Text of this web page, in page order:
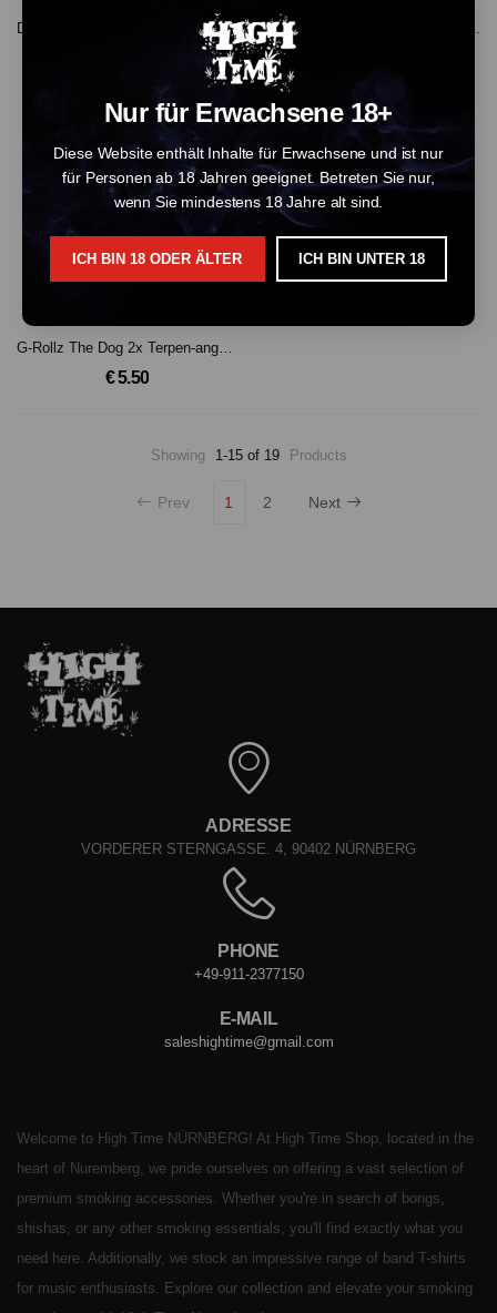
Nur für Erwachsene 18+
Diese Website enthält Inhalte für Erwachsene und ist nur
für Personen ab 18 Jahren geeignet. Betreten Sie nur,
wenn Sie mindestens 18 Jahre alt sind.
ICH BIN 18 ODER ÄLTER ICH BIN UNTER 18
Duth Cones 3x Green Hemp Kingsize vorgefertigte Kegel
AUSVERKAUFT
€ 5.50
Showing 1-15 of 19 Products
Prev 1 2 Next
ADRESSE
VORDERER STERNGASSE. 4, 90402 NÜRNBERG
PHONE
+49-911-2377150
E-MAIL
saleshightime@gmail.com
Welcome to High Time NÜRNBERG! At High Time Shop, located in the
heart of Nuremberg, we pride ourselves on offering a vast selection of
premium smoking accessories. Whether you're in search of bongs,
shishas, or any other smoking essentials, you'll find exactly what you
need here. Additionally, we stock an impressive range of band T-shirts
for music enthusiasts. Explore our collection and elevate your smoking